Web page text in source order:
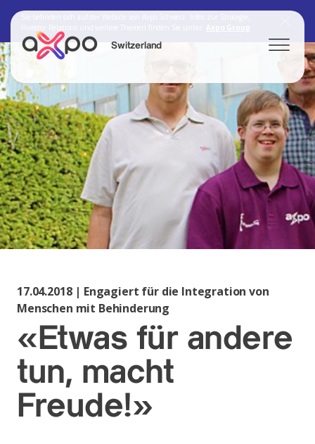
Switzerland
Search
Axpo Group
17.04.2018 | Engagiert für die Integration von
Menschen mit Behinderung
«Etwas für andere
tun, macht
Freude!»